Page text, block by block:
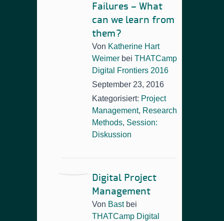
Failures – What
can we learn from
them?
Von Katherine Hart
Weimer bei THATCamp
Digital Frontiers 2016
September 23, 2016
Kategorisiert: Project
Management, Research
Methods, Session:
Diskussion
Digital Project
Management
Von Bast bei
THATCamp Digital